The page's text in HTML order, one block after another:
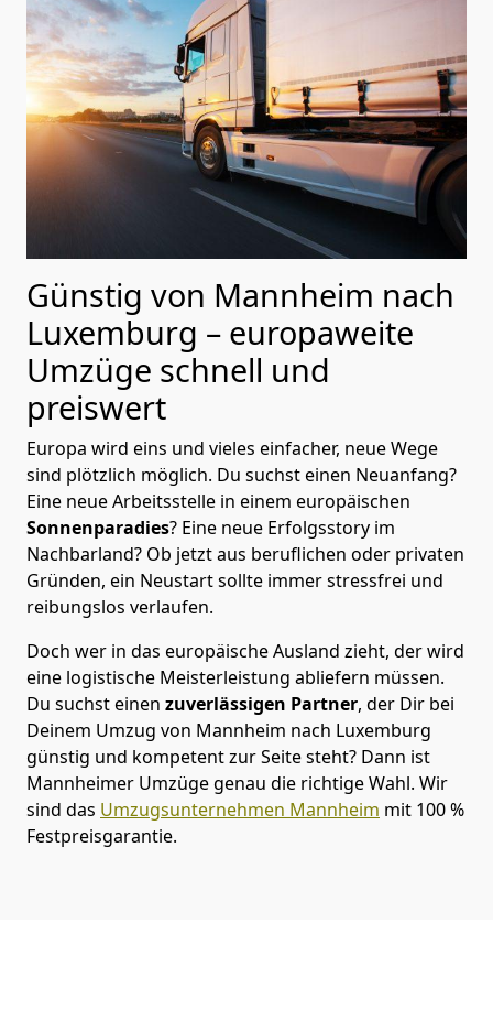
Günstig von Mannheim nach
Luxemburg – europaweite
Umzüge schnell und
preiswert
Europa wird eins und vieles einfacher, neue Wege
sind plötzlich möglich. Du suchst einen Neuanfang?
Eine neue Arbeitsstelle in einem europäischen
Sonnenparadies? Eine neue Erfolgsstory im
Nachbarland? Ob jetzt aus beruflichen oder privaten
Gründen, ein Neustart sollte immer stressfrei und
reibungslos verlaufen.
Doch wer in das europäische Ausland zieht, der wird
eine logistische Meisterleistung abliefern müssen.
Du suchst einen zuverlässigen Partner, der Dir bei
Deinem Umzug von Mannheim nach Luxemburg
günstig und kompetent zur Seite steht? Dann ist
Mannheimer Umzügegenau die richtige Wahl. Wir
sind das Umzugsunternehmen Mannheim mit 100 %
Festpreisgarantie.